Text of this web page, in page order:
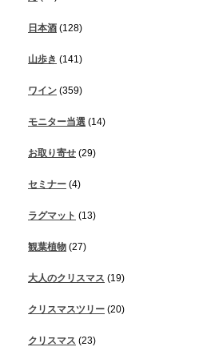
日本酒 (128)
山歩き (141)
ワイン (359)
モニター当選 (14)
お取り寄せ (29)
セミナー (4)
ラグマット (13)
観葉植物 (27)
大人のクリスマス (19)
クリスマスツリー (20)
クリスマス (23)